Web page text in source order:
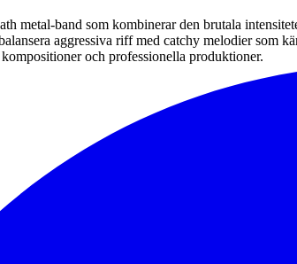
metal-band som kombinerar den brutala
aggressiva riff med catchy melodier som
och professionella produktioner.